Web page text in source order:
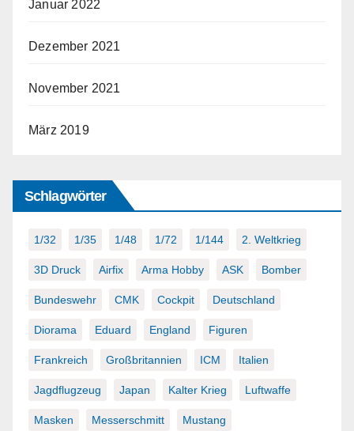
Januar 2022
Dezember 2021
November 2021
März 2019
Schlagwörter
1/32 1/35 1/48 1/72 1/144 2. Weltkrieg
3D Druck Airfix Arma Hobby ASK Bomber
Bundeswehr CMK Cockpit Deutschland
Diorama Eduard England Figuren
Frankreich Großbritannien ICM Italien
Jagdflugzeug Japan Kalter Krieg Luftwaffe
Masken Messerschmitt Mustang